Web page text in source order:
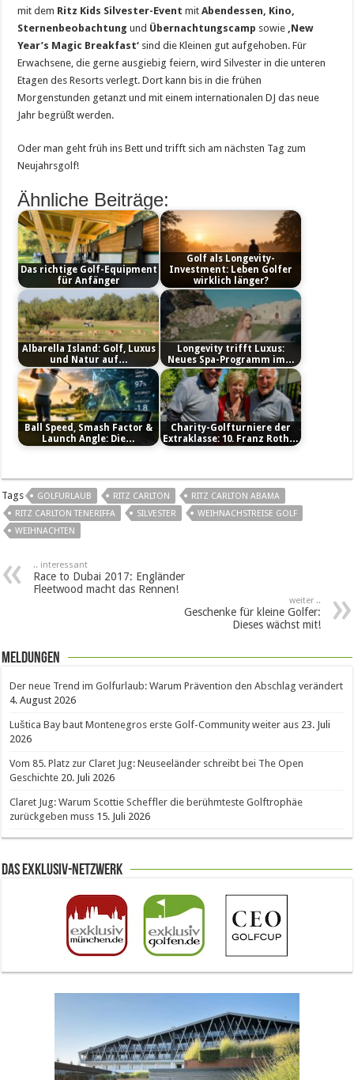
mit dem Ritz Kids Silvester-Event mitAbendessen, Kino,
Sternenbeobachtung und Übernachtungscamp sowie ‚New
Year’s Magic Breakfast‘ sind die Kleinen gut aufgehoben. Für
Erwachsene, die gerne ausgiebig feiern, wird Silvester in die unteren
Etagen des Resorts verlegt. Dort kann bis in die frühen
Morgenstunden getanzt und mit einem internationalen DJ das neue
Jahr begrüßt werden.
Oder man geht früh ins Bett und trifft sich am nächsten Tag zum
Neujahrsgolf!
Ähnliche Beiträge:
Das richtige Golf-Equipment
für Anfänger
Golf als Longevity-
Investment: Leben Golfer
wirklich länger?
Albarella Island: Golf, Luxus
und Natur auf…
Longevity trifft Luxus:
Neues Spa-Programm im…
Ball Speed, Smash Factor &
Launch Angle: Die…
Charity-Golfturniere der
Extraklasse: 10. Franz Roth…
Tags GOLFURLAUB RITZ CARLTON
RITZ CARLTON ABAMA
RITZ CARLTON TENERIFFA
SILVESTER
WEIHNACHSTREISE GOLF
WEIHNACHTEN
.. interessant
Race to Dubai 2017: Engländer
Fleetwood macht das Rennen!
weiter ..
Geschenke für kleine Golfer:
Dieses wächst mit!
Meldungen
Der neue Trend im Golfurlaub: Warum Prävention den Abschlag verändert
4. August 2026
Luštica Bay baut Montenegros erste Golf-Community weiter aus 23. Juli
2026
Vom 85. Platz zur Claret Jug: Neuseeländer schreibt bei The Open
Geschichte 20. Juli 2026
Claret Jug: Warum Scottie Scheffler die berühmteste Golftrophäe
zurückgeben muss 15. Juli 2026
Das Exklusiv-Netzwerk